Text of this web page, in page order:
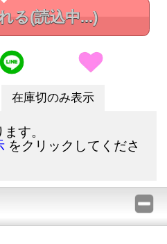
る(読込中...)
在庫切のみ表示
す。
をクリックしてくださ